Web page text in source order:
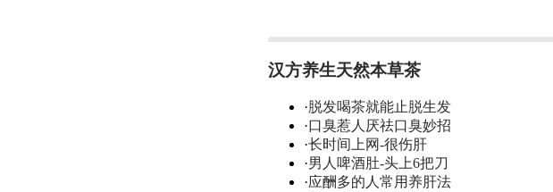
汉方养生天然本草茶
·脱发喝茶就能止脱生发
·口臭惹人厌祛口臭妙招
·长时间上网-很伤肝
·男人啤酒肚-头上6把刀
·应酬多的人常用养肝法